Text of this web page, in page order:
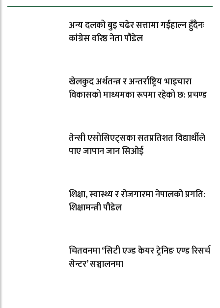
अन्य दलको बुइ चढेर सत्तामा गईहाल्न हुँदैनः
कांग्रेस वरिष्ठ नेता पौडेल
खेलकुद अर्थतन्त्र र अन्तर्राष्ट्रिय भाइचारा
विकासको माध्यमका रूपमा रहेको छ: प्रचण्ड
तेन्सी एसोसिएट्सका सतप्रतिशत विद्यार्थीले
पाए जापान जान सिओई
शिक्षा, स्वास्थ्य र रोजगारमा नेपालको प्रगति:
शिक्षामन्त्री पौडेल
चितवनमा ‘सिटी एज्ड केयर ट्रेनिङ एण्ड रिसर्च
सेन्टर’ सञ्चालनमा